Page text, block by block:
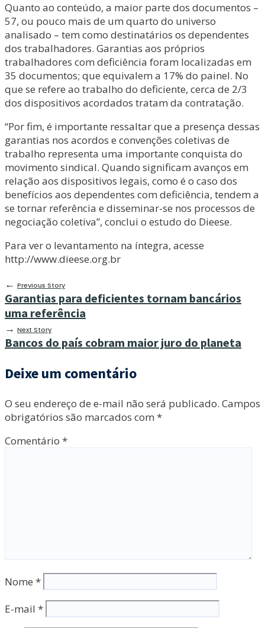
Quanto ao conteúdo, a maior parte dos documentos –
57, ou pouco mais de um quarto do universo
analisado – tem como destinatários os dependentes
dos trabalhadores. Garantias aos próprios
trabalhadores com deficiência foram localizadas em
35 documentos; que equivalem a 17% do painel. No
que se refere ao trabalho do deficiente, cerca de 2/3
dos dispositivos acordados tratam da contratação.
“Por fim, é importante ressaltar que a presença dessas
garantias nos acordos e convenções coletivas de
trabalho representa uma importante conquista do
movimento sindical. Quando significam avanços em
relação aos dispositivos legais, como é o caso dos
benefícios aos dependentes com deficiência, tendem a
se tornar referência e disseminar-se nos processos de
negociação coletiva”, conclui o estudo do Dieese.
Para ver o levantamento na íntegra, acesse
http://www.dieese.org.br
← Previous Story
Garantias para deficientes tornam bancários
uma referência
→ Next Story
Bancos do país cobram maior juro do planeta
Deixe um comentário
O seu endereço de e-mail não será publicado. Campos
obrigatórios são marcados com *
Comentário *
Nome *
E-mail *